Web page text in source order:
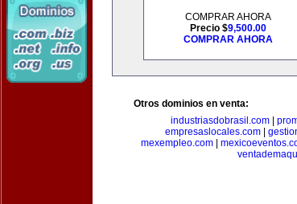
COMPRAR AHORA
Precio $9,500.00
COMPRAR AHORA
Otros dominios en venta:
industriasdobrasil.com|
empresaslocales.com|
mexempleo.com|